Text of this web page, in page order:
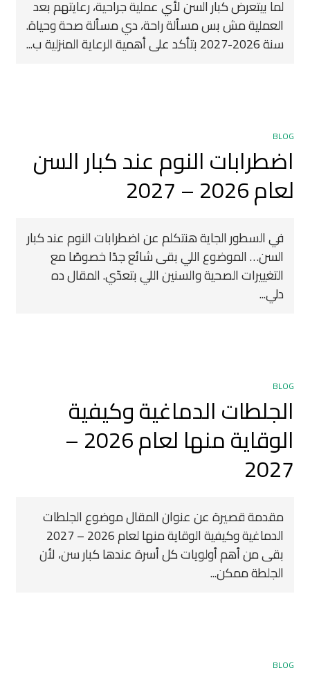
لما بيتعرض كبار السن لأي عملية جراحية، رعايتهم بعد
العملية مش بس مسألة راحة، دي مسألة صحة وحياة.
سنة 2026-2027 بتأكد على أهمية الرعاية المنزلية ب...
BLOG
اضطرابات النوم عند كبار السن
لعام 2026 – 2027
في السطور الجاية هنتكلم عن اضطرابات النوم عند كبار
السن… الموضوع اللي بقى شائع جدًا خصوصًا مع
التغييرات الصحية والسنين اللي بتعدّي. المقال ده
دلي...
BLOG
الجلطات الدماغية وكيفية
الوقاية منها لعام 2026 –
2027
مقدمة قصيرة عن عنوان المقال موضوع الجلطات
الدماغية وكيفية الوقاية منها لعام 2026 – 2027
بقى من أهم أولويات كل أسرة عندها كبار سن، لأن
الجلطة ممكن...
BLOG